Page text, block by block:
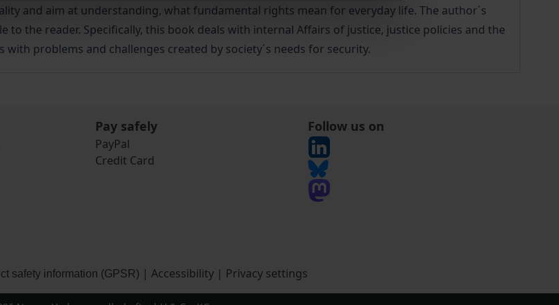
and aim at understanding, what fundamental rights mean for everyday life. The author´s
to the reader. Specifically, this book deals with internal Affairs of justice, justice policies and the
problems and challenges created by society´s needs for security.
Pay safely
PayPal
Credit Card
Follow us on
safety information (GPSR) | Accessibility | Privacy settings